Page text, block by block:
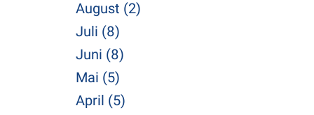
August (2)
Juli (8)
Juni (8)
Mai (5)
April (5)